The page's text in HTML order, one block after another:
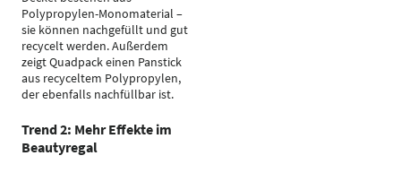
Polypropylen-Monomaterial –
sie können nachgefüllt und gut
recycelt werden. Außerdem
zeigt Quadpack einen Panstick
aus recyceltem Polypropylen,
der ebenfalls nachfüllbar ist.
Trend 2: Mehr Effekte im
Beautyregal